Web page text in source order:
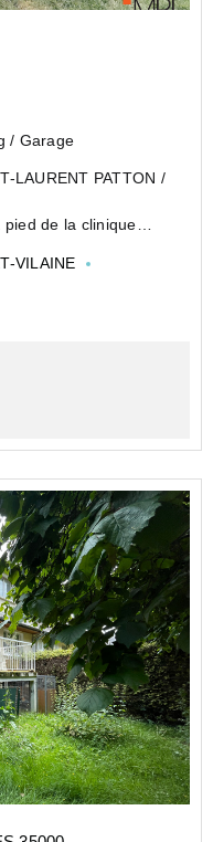
/ Garage
de la clinique
stratégique et sa
mai...
VILAINE